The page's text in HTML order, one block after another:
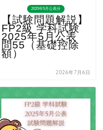
2025年5月公表分
【試験問題解説】
FP2級 学科試験
2025年5月公表
問55（基礎控除
額）
2026年7月6日